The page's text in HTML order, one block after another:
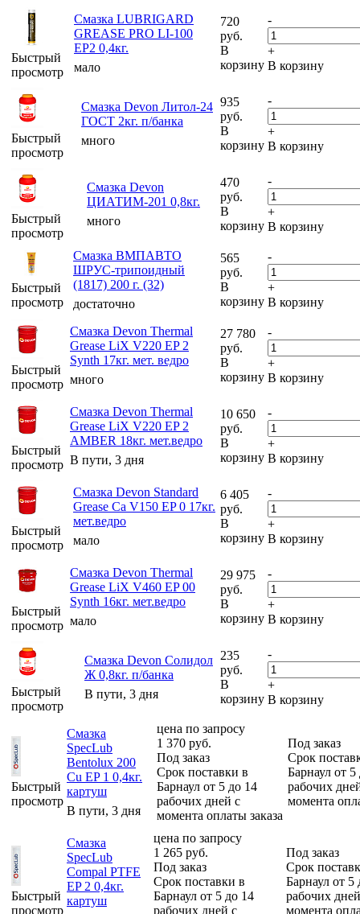
Быстрый
просмотр
Смазка LUBRIGARD
GREASE PRO LI-100
EP2 0,4кг.
мало
720
руб.
В
корзину
-
+
В корзину
Быстрый
просмотр
Смазка Devon Литол-24
ГОСТ 2кг. п/банка
много
935
руб.
В
корзину
-
+
В корзину
Быстрый
просмотр
Смазка Devon
ЦИАТИМ-201 0,8кг.
много
470
руб.
В
корзину
-
+
В корзину
Быстрый
просмотр
Смазка ВМПАВТО
ШРУС-трипоидный
(1817) 200 г. (32)
достаточно
565
руб.
В
корзину
-
+
В корзину
Быстрый
просмотр
Смазка Devon Thermal
Grease LiX V220 EP 2
Synth 17кг. мет. ведро
много
27 780
руб.
В
корзину
-
+
В корзину
Быстрый
просмотр
Смазка Devon Thermal
Grease LiX V220 EP 2
AMBER 18кг. мет.ведро
В пути, 3 дня
10 650
руб.
В
корзину
-
+
В корзину
Быстрый
просмотр
Смазка Devon Standard
Grease Ca V150 EP 0 17кг.
мет.ведро
мало
6 405
руб.
В
корзину
-
+
В корзину
Быстрый
просмотр
Смазка Devon Thermal
Grease LiX V460 EP 00
Synth 16кг. мет.ведро
мало
29 975
руб.
В
корзину
-
+
В корзину
Быстрый
просмотр
Смазка Devon Солидол
Ж 0,8кг. п/банка
В пути, 3 дня
235
руб.
В
корзину
-
+
В корзину
Быстрый
просмотр
Смазка
SpecLub
Bentolux 200
Cu EP 1 0,4кг.
картуш
В пути, 3 дня
цена по запросу
1 370 руб.
Под заказ
Срок поставки в
Барнаул от 5 до 14
рабочих дней с
момента оплаты заказа
Под заказ
Срок
Барнаул от 5
рабочих
момента
Быстрый
просмотр
Смазка
SpecLub
Compal PTFE
EP 2 0,4кг.
картуш
цена по запросу
1 265 руб.
Под заказ
Срок поставки в
Барнаул от 5 до 14
рабочих дней с
Под заказ
Срок
Барнаул от 5
рабочих
момента